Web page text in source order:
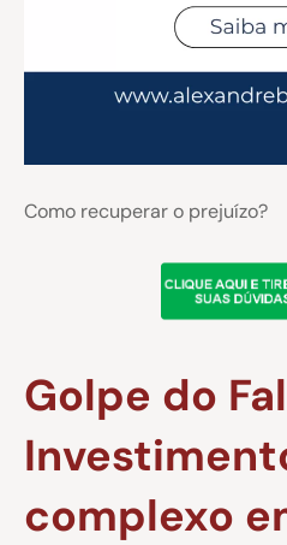
Como recuperar o prejuízo?
Golpe do
complexo